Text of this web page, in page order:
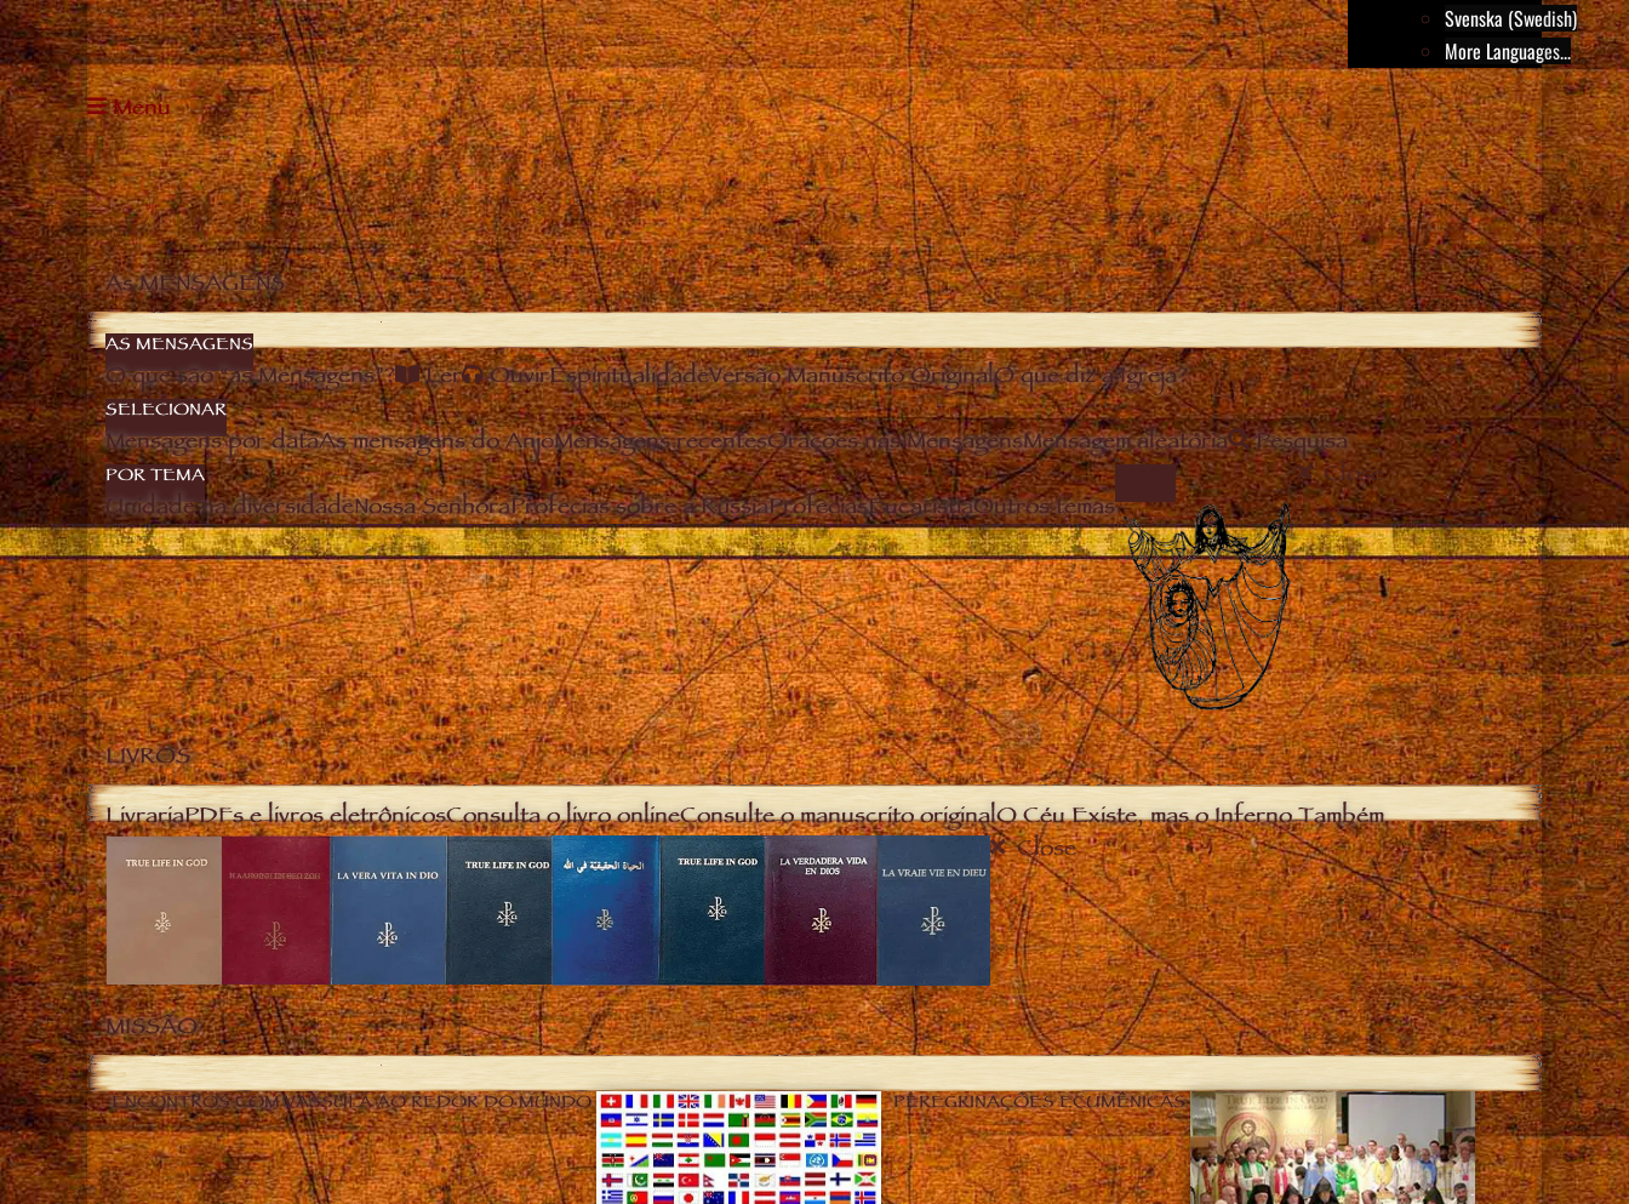
Svenska (Swedish)
More Languages...
Menu
As MENSAGENS
AS MENSAGENS
O que são “as Mensagens”? Ler OuvirEspiritualidadeVersão Manuscrito OriginalO que diz a Igreja?
SELECIONAR
Mensagens por dataAs mensagens do AnjoMensagens recentesOrações nas MensagensMensagem aleatória Pesquisa
POR TEMA
Unidade na diversidadeNossa SenhoraProfecias sobre a RússiaProfeciasEucaristiaOutros temas
Close
LIVROS
LivrariaPDFs e livros eletrônicosConsulta o livro onlineConsulte o manuscrito originalO Céu Existe, mas o Inferno Também
Close
MISSÃO
ENCONTROS COM VASSULA AO REDOR DO MUNDO PEREGRINAÇÕES ECUMÊNICAS